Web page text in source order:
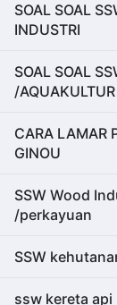
SOAL SOAL
INDUSTRI
SOAL SOAL
/AQUAKULTUR
CARA LAMAR
GINOU
SSW Wood
/perkayuan
SSW
ssw kereta api